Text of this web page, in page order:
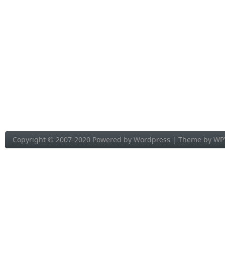
Copyright © 2007-2020 Powered by Wordpress | Theme by